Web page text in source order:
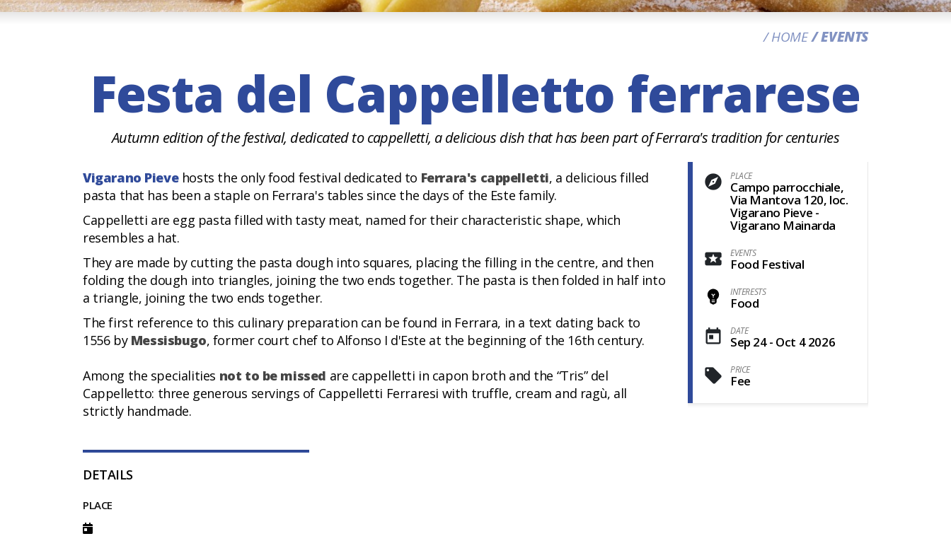
HOME EVENTS
Festa del Cappelletto ferrarese
Autumn edition of the festival, dedicated to cappelletti, a delicious dish that has been part of Ferrara's tradition for centuries
PLACE
Campo parrocchiale,
Via Mantova 120, loc.
Vigarano Pieve -
Vigarano Mainarda
EVENTS
Food Festival
INTERESTS
Food
DATE
Sep 24 - Oct 4 2026
PRICE
Fee
Vigarano Pievehosts the only food festival dedicated to Ferrara's cappelletti, a delicious filled
pasta that has been a staple on Ferrara's tables since the days of the Este family.
Cappelletti are egg pasta filled with tasty meat, named for their characteristic shape, which
resembles a hat.
They are made by cutting the pasta dough into squares, placing the filling in the centre, and then
folding the dough into triangles, joining the two ends together. The pasta is then folded in half into
a triangle, joining the two ends together.
The first reference to this culinary preparation can be found in Ferrara, in a text dating back to
1556 by Messisbugo, former court chef to Alfonso I d'Este at the beginning of the 16th century.
Among the specialities not to be missed are cappelletti in capon broth and the “Tris” del
Cappelletto: three generous servings of Cappelletti Ferraresi with truffle, cream and ragù, all
strictly handmade.
DETAILS
PLACE